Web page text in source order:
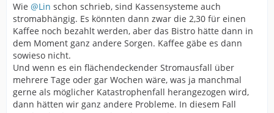
Wie @Lin schon schrieb, sind Kassensysteme auch
stromabhängig. Es könnten dann zwar die 2,30 für einen
Kaffee noch bezahlt werden, aber das Bistro hätte dann in
dem Moment ganz andere Sorgen. Kaffee gäbe es dann
sowieso nicht.
Und wenn es ein flächendeckender Stromausfall über
mehrere Tage oder gar Wochen wäre, was ja manchmal
gerne als möglicher Katastrophenfall herangezogen wird,
dann hätten wir ganz andere Probleme. In diesem Fall